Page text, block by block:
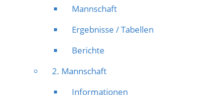
Mannschaft
Ergebnisse / Tabellen
Berichte
2. Mannschaft
Informationen